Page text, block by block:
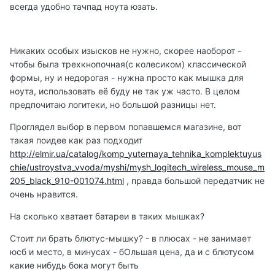
всегда удобно тачпад ноута юзать.
Никаких особых изысков не нужно, скорее наоборот -
чтобы была трехкнопочная(с колесиком) классической
формы, ну и недорогая - нужна просто как мышка для
ноута, использовать её буду не так уж часто. В целом
предпочитаю логитеки, но большой разницы нет.
Проглядел выбор в первом попавшемся магазине, вот
такая поидее как раз подходит
http://elmir.ua/catalog/komp_yuternaya_tehnika_komplektuyus
chie/ustroystva_vvoda/myshi/mysh_logitech_wireless_mouse_m
205_black_910-001074.html , правда большой передатчик не
очень нравится.
На сколько хватает батареи в таких мышках?
Стоит ли брать блютус-мышку? - в плюсах - не занимает
юсб и место, в минусах - бОльшая цена, да и с блютусом
какие нибудь бока могут быть